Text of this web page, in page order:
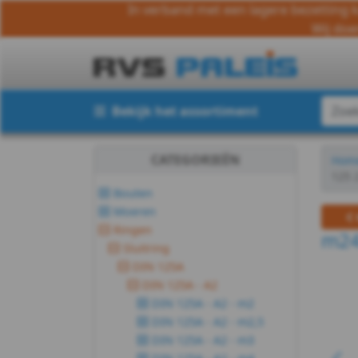
In verband met een lagere
Wij
Bekijk het assortiment
CATEGORIEËN
Bouten
Moeren
Ringen
Sluitring
DIN 125A
DIN 125A - A2
DIN 125A - A2 - m2
DIN 125A - A2 - m2,5
DIN 125A - A2 - m3